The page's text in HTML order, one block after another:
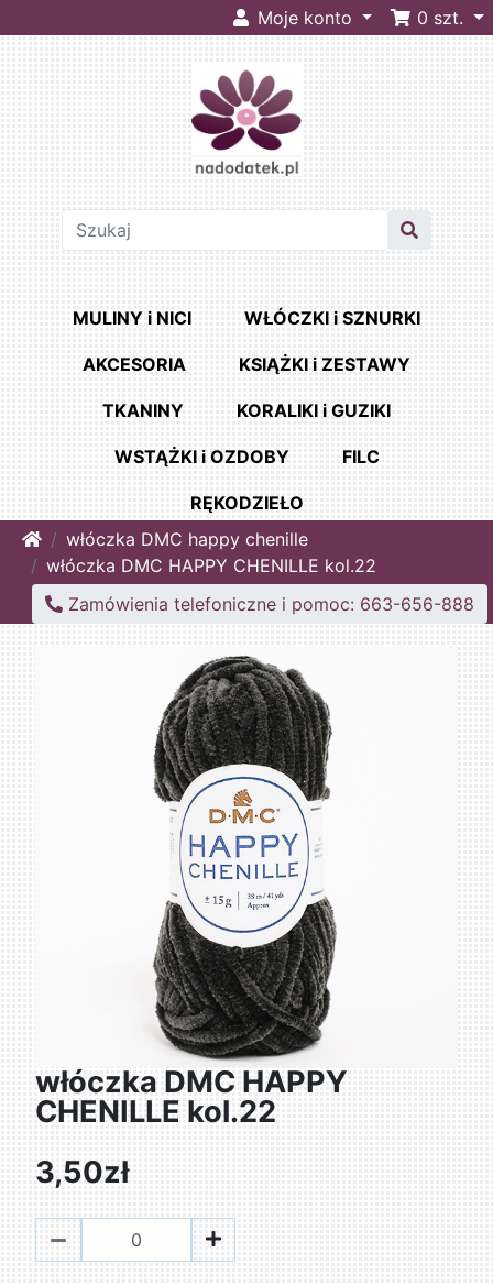
Moje konto 0 szt.
MULINY i NICI WŁÓCZKI i SZNURKI
AKCESORIA KSIĄŻKI i ZESTAWY
TKANINY KORALIKI i GUZIKI
WSTĄŻKI i OZDOBY FILC
RĘKODZIEŁO
Homewłóczka DMC happy chenille
włóczka DMC HAPPY CHENILLE kol.22
Zamówienia telefoniczne i pomoc: 663-656-888
włóczka DMC HAPPY
CHENILLE kol.22
3,50zł